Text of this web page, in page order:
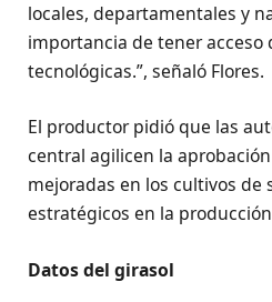
locales, departamentales y
importancia de tener acceso
tecnológicas.”, señaló Flores.
El productor pidió que las
central agilicen la
mejoradas en los cultivos de
estratégicos en la
Datos del girasol